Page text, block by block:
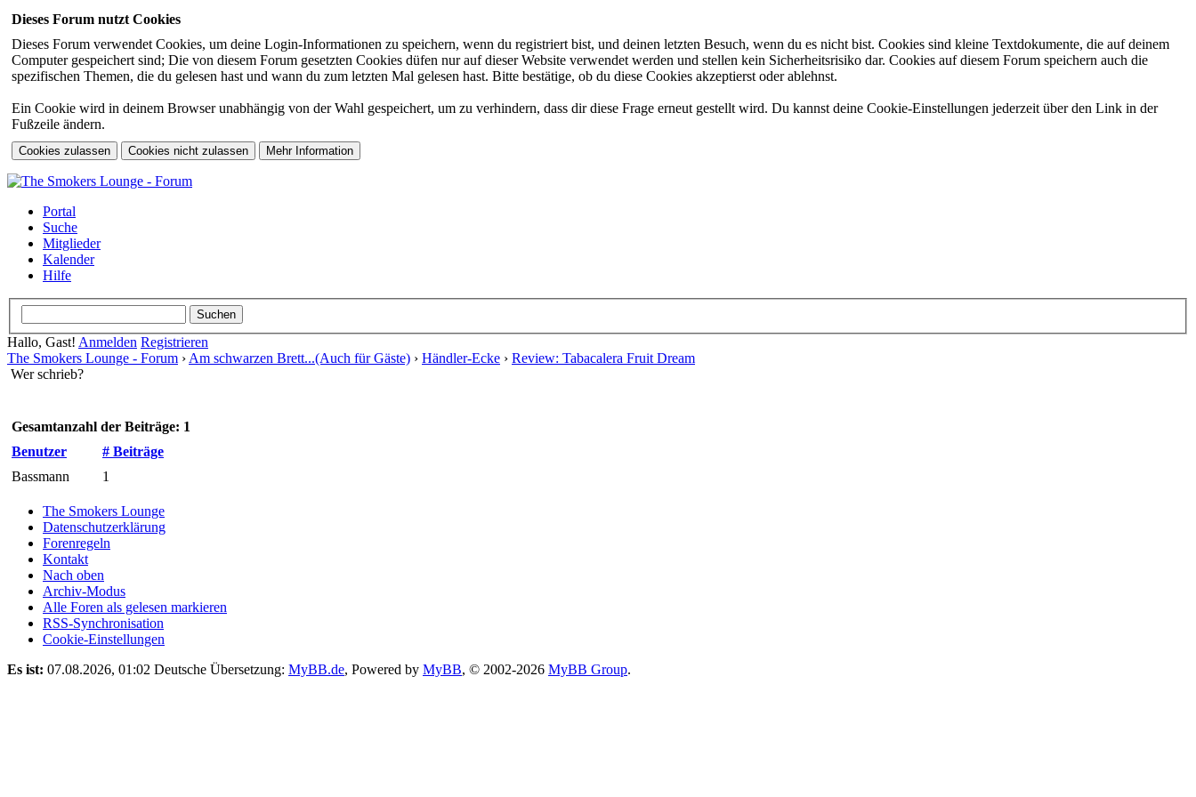
Dieses Forum nutzt Cookies
Dieses Forum verwendet Cookies, um deine Login-Informationen zu speichern, wenn du registriert bist, und deinen letzten Besuch, wenn du es nicht bist. Cookies sind kleine Textdokumente, die auf deinem
Computer gespeichert sind; Die von diesem Forum gesetzten Cookies düfen nur auf dieser Website verwendet werden und stellen kein Sicherheitsrisiko dar. Cookies auf diesem Forum speichern auch die
spezifischen Themen, die du gelesen hast und wann du zum letzten Mal gelesen hast. Bitte bestätige, ob du diese Cookies akzeptierst oder ablehnst.
Ein Cookie wird in deinem Browser unabhängig von der Wahl gespeichert, um zu verhindern, dass dir diese Frage erneut gestellt wird. Du kannst deine Cookie-Einstellungen jederzeit über den Link in der
Fußzeile ändern.
Portal
Suche
Mitglieder
Kalender
Hilfe
Hallo, Gast! Anmelden Registrieren
The Smokers Lounge - Forum › Am schwarzen Brett...(Auch für Gäste) › Händler-Ecke › Review: Tabacalera Fruit Dream
Wer schrieb?
Gesamtanzahl der Beiträge: 1
Benutzer
# Beiträge
Bassmann
1
The Smokers Lounge
Datenschutzerklärung
Forenregeln
Kontakt
Nach oben
Archiv-Modus
Alle Foren als gelesen markieren
RSS-Synchronisation
Cookie-Einstellungen
Es ist: 07.08.2026, 01:02 Deutsche Übersetzung: MyBB.de, Powered by MyBB, © 2002-2026 MyBB Group.